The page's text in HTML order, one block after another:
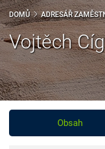
DOMŮ ADRESÁŘ
Vojtěch
Obsah